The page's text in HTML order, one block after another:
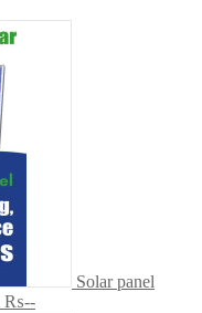
Solar panel
₨--